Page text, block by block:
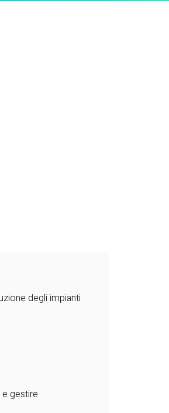
degli impianti
gestire